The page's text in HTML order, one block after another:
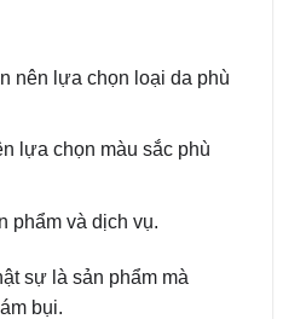
nên lựa chọn loại da phù
lựa chọn màu sắc phù
phẩm và dịch vụ.
sự là sản phẩm mà
bụi.